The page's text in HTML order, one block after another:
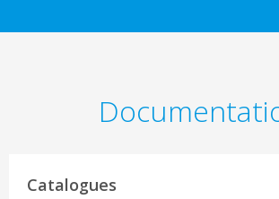
Catalogues